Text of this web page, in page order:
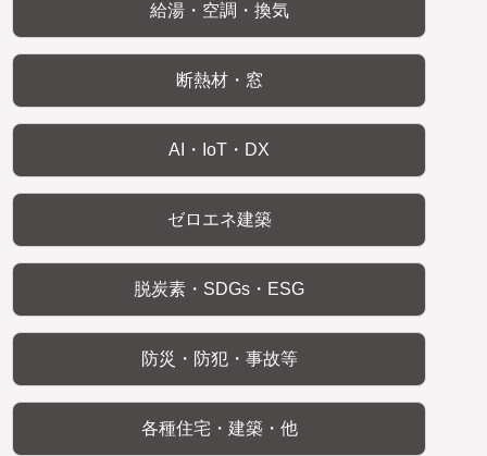
給湯・空調・換気
断熱材・窓
AI・IoT・DX
ゼロエネ建築
脱炭素・SDGs・ESG
防災・防犯・事故等
各種住宅・建築・他